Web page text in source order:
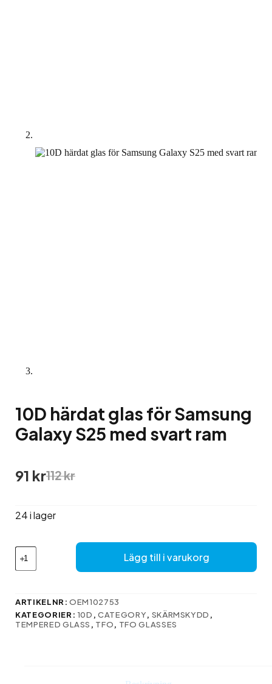
10D härdat glas för Samsung
Galaxy S25 med svart ram
112kr
Det
ursprungliga
var:
91 krDet
nuvarande
är:
24 i lager
10D
härdat
glas
Samsung
S25
Lägg till i varukorg
ARTIKELNR:OEM102753
KATEGORIER: 10D ,CATEGORY, SKÄRMSKYDD ,
TEMPERED GLASS , TFO, TFO GLASSES